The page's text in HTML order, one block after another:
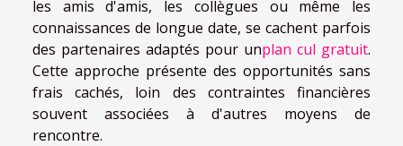
les amis d'amis, les collègues ou même les
connaissances de longue date, se cachent parfois
des partenaires adaptés pour unplan cul gratuit.
Cette approche présente des opportunités sans
frais cachés, loin des contraintes financières
souvent associées à d'autres moyens de
rencontre.